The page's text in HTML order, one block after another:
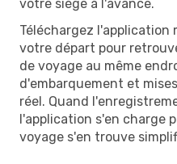
votre siège à l'avance.
Téléchargez l'application
votre départ pour
de voyage au même
d'embarquement et
réel. Quand
l'application s'en charge
voyage s'en trouve